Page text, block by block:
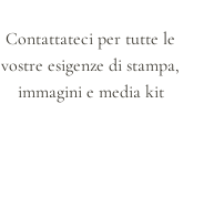
Contattateci per tutte le
vostre esigenze di stampa,
immagini e media kit